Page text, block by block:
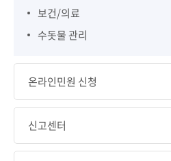
보건/의료
수돗물 관리
온라인민원 신청
신고센터